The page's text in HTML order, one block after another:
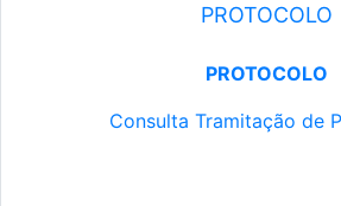
PROTOCOLO
PROTOCOLO
Consulta Tramitação de